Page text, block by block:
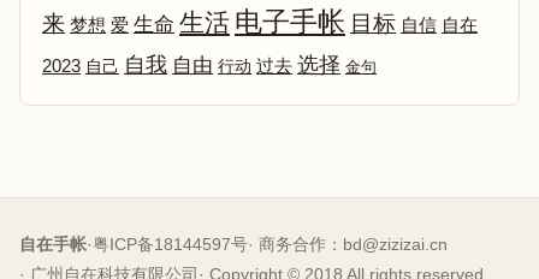
来 梦想 爱 生命 生活 电子手帐 目标 自信 自在
2023 自己 自我 自由 行动 过去 选择 金句
自在手帐·粤ICP备18144597号· 商务合作： bd@zizizai.cn
· 广州自在科技有限公司 · Copyright © 2018 All rights reserved